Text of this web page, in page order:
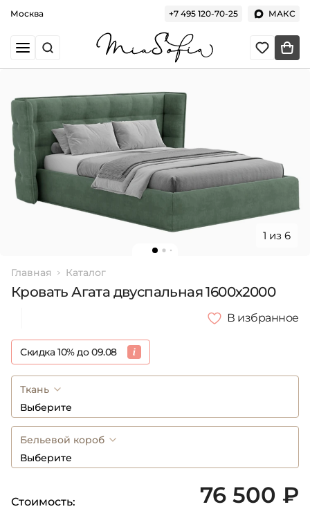
Москва +7 495 120-70-25 МАКС
1 из 6
Главная Каталог
Кровать Агата двуспальная 1600х2000
В избранное
Скидка 10% до 09.08
Ткань
Выберите
Бельевой короб
Выберите
Стоимость: 76 500 ₽